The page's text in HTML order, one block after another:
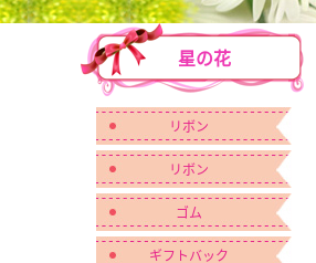
星の花
リボン
リボン
ゴム
ギフトバック